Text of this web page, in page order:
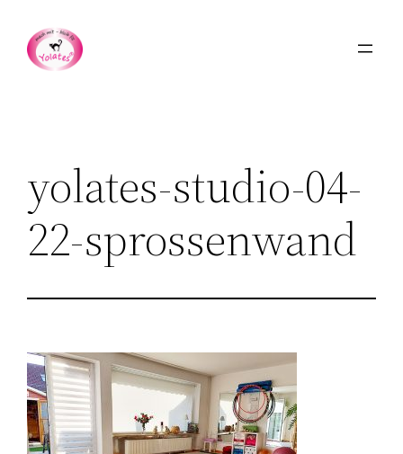
Inhalt
springen
yolates-studio-04-
22-sprossenwand